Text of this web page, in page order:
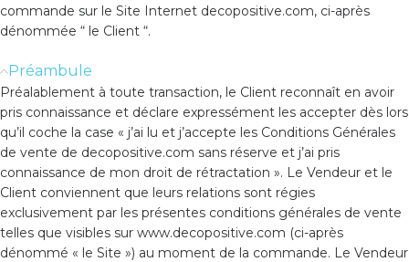
commande sur le Site Internet decopositive.com, ci-après
dénommée “ le Client “.
Préambule
Préalablement à toute transaction, le Client reconnaît en avoir
pris connaissance et déclare expressément les accepter dès lors
qu’il coche la case « j’ai lu et j’accepte les Conditions Générales
de vente de decopositive.com sans réserve et j’ai pris
connaissance de mon droit de rétractation ». Le Vendeur et le
Client conviennent que leurs relations sont régies
exclusivement par les présentes conditions générales de vente
telles que visibles sur www.decopositive.com (ci-après
dénommé « le Site ») au moment de la commande. Le Vendeur